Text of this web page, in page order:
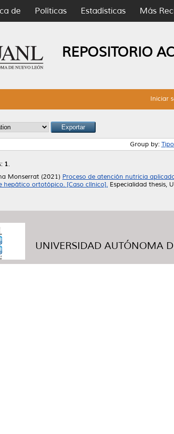
de Políticas Estadísticas Más
REPOSITORIO
Iniciar
Group by:
1.
Monserrat (2021) Proceso de atención nutricia
hepático ortotópico. [Caso clínico]. Especialidad thesis,
UNIVERSIDAD AUTÓNOMA